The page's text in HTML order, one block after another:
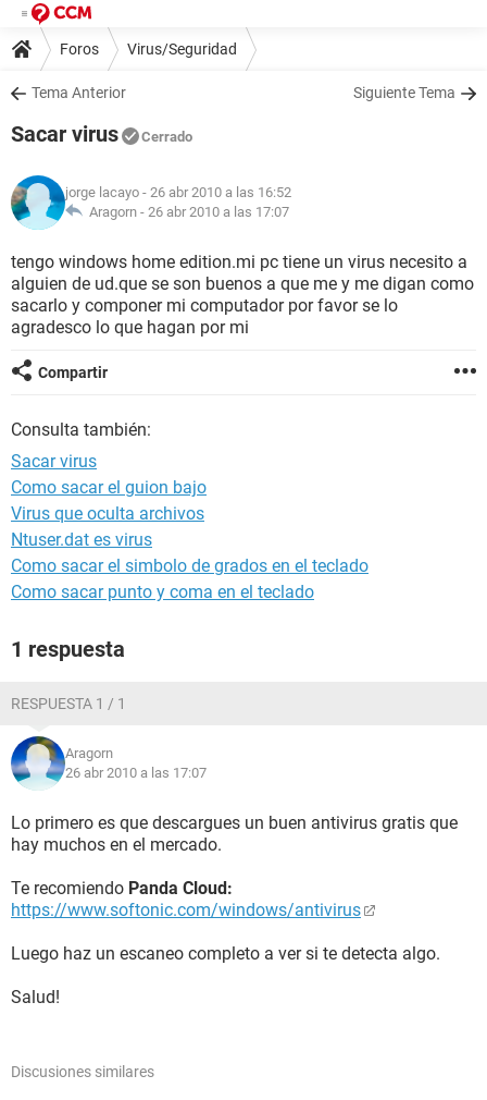
Foros Virus/Seguridad
Tema Anterior Siguiente Tema
Sacar virus Cerrado
jorge lacayo - 26 abr 2010 a las 16:52
Aragorn - 26 abr 2010 a las 17:07
tengo windows home edition.mi pc tiene un virus necesito a
alguien de ud.que se son buenos a que me y me digan como
sacarlo y componer mi computador por favor se lo
agradesco lo que hagan por mi
Compartir
Consulta también:
Sacar virus
Como sacar el guion bajo
Virus que oculta archivos
Ntuser.dat es virus
Como sacar el simbolo de grados en el teclado
Como sacar punto y coma en el teclado
1 respuesta
RESPUESTA 1 / 1
Aragorn
26 abr 2010 a las 17:07
Lo primero es que descargues un buen antivirus gratis que
hay muchos en el mercado.
Te recomiendo Panda Cloud:
https://www.softonic.com/windows/antivirus
Luego haz un escaneo completo a ver si te detecta algo.
Salud!
Discusiones similares